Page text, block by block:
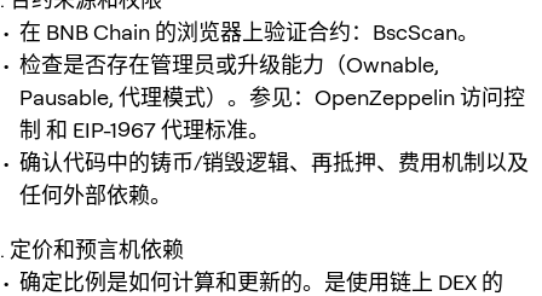
在 BNB Chain 的浏览器上验证合约：BscScan。
检查是否存在管理员或升级能力（Ownable,
Pausable, 代理模式）。参见：OpenZeppelin 访问控
制 和 EIP-1967 代理标准。
确认代码中的铸币/销毁逻辑、再抵押、费用机制以及
任何外部依赖。
定价和预言机依赖
确定比例是如何计算和更新的。是使用链上 DEX 的